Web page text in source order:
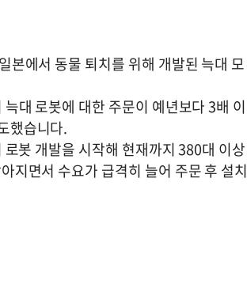
본에서 동물 퇴치를 위해 개발된 늑대 모
대 로봇에 대한 주문이 예년보다 3배 이
했습니다.
봇 개발을 시작해 현재까지 380대 이상
지면서 수요가 급격히 늘어 주문 후 설치